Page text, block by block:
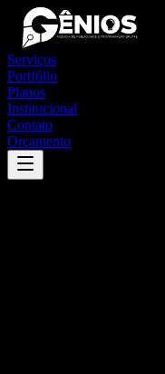
Serviços
Portfólio
Planos
Institucional
Contato
Orçamento